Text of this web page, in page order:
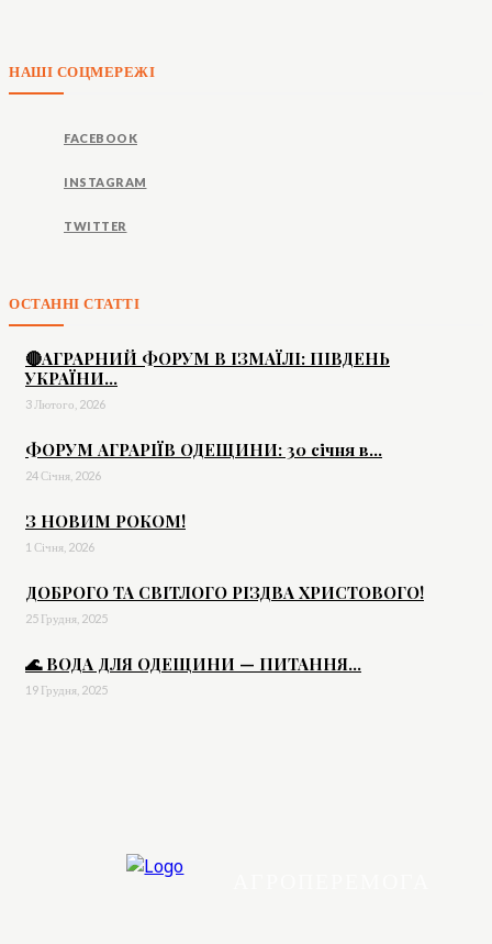
НАШІ СОЦМЕРЕЖІ
FACEBOOK
INSTAGRAM
TWITTER
ОСТАННІ СТАТТІ
🔴АГРАРНИЙ ФОРУМ В ІЗМАЇЛІ: ПІВДЕНЬ
УКРАЇНИ...
3 Лютого, 2026
ФОРУМ АГРАРІЇВ ОДЕЩИНИ: 30 січня в...
24 Січня, 2026
З НОВИМ РОКОМ!
1 Січня, 2026
ДОБРОГО ТА СВІТЛОГО РІЗДВА ХРИСТОВОГО!
25 Грудня, 2025
🌊 ВОДА ДЛЯ ОДЕЩИНИ — ПИТАННЯ...
19 Грудня, 2025